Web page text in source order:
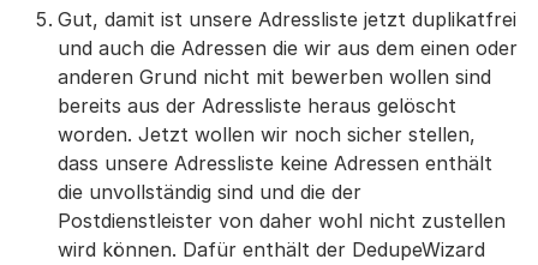
Gut, damit ist unsere Adressliste jetzt duplikatfrei
und auch die Adressen die wir aus dem einen oder
anderen Grund nicht mit bewerben wollen sind
bereits aus der Adressliste heraus gelöscht
worden. Jetzt wollen wir noch sicher stellen,
dass unsere Adressliste keine Adressen enthält
die unvollständig sind und die der
Postdienstleister von daher wohl nicht zustellen
wird können. Dafür enthält der DedupeWizard